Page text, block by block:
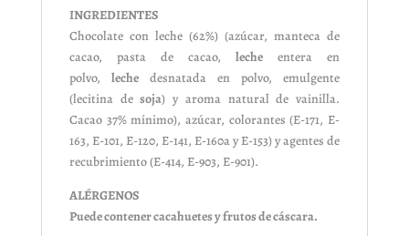
INGREDIENTES
Chocolate con leche (62%) (azúcar, manteca de
cacao, pasta de cacao,leche entera en
polvo, lechedesnatada en polvo, emulgente
(lecitina desoja) y aroma natural de vainilla.
Cacao 37% mínimo), azúcar, colorantes (E-171, E-
163, E-101, E-120, E-141, E-160a y E-153) y agentes de
recubrimiento (E-414, E-903, E-901).
ALÉRGENOS
Puede contener cacahuetes y frutos de cáscara.